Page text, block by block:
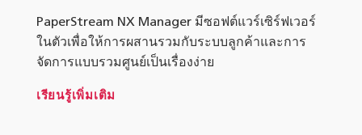
PaperStream NX Manager มีซอฟต์แวร์เซิร์ฟเวอร์
ในตัวเพื่อให้การผสานรวมกับระบบลูกค้าและการ
จัดการแบบรวมศูนย์เป็นเรื่องง่าย
เรียนรู้เพิ่มเติม